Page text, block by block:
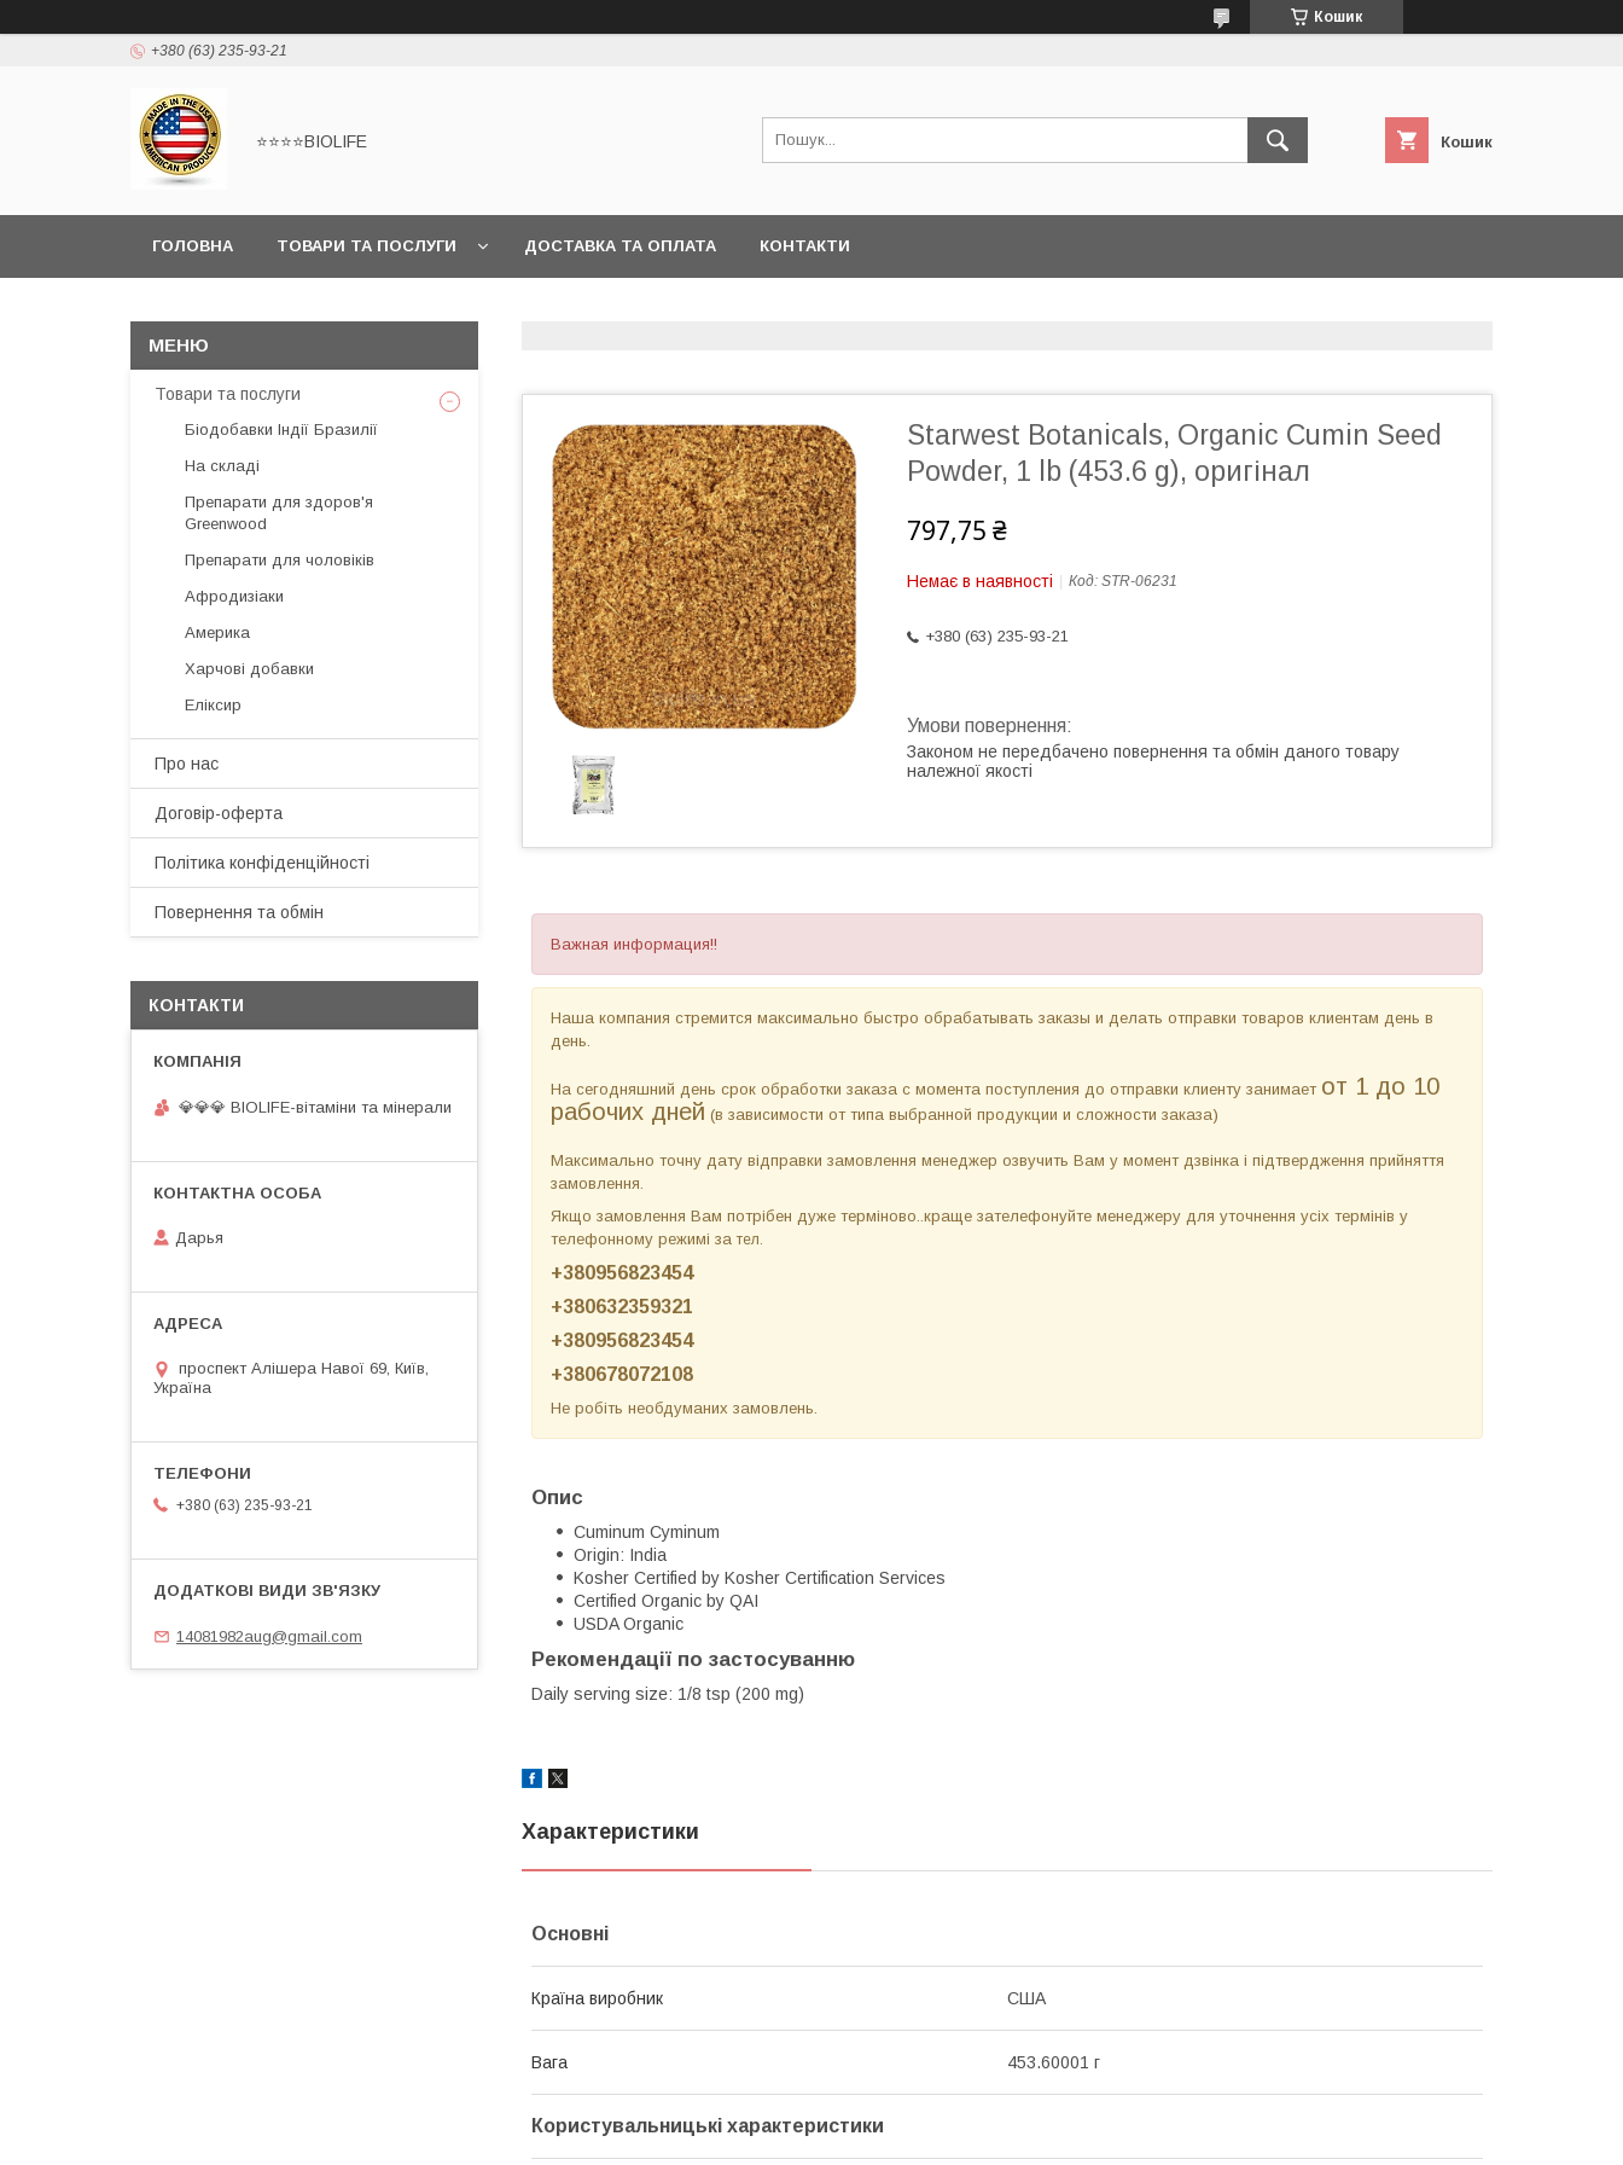
Кошик
+380 (63) 235-93-21
⭐⭐⭐⭐BIOLIFE Кошик
ГОЛОВНА ТОВАРИ ТА ПОСЛУГИ ДОСТАВКА ТА ОПЛАТА КОНТАКТИ
Starwest Botanicals, Organic Cumin Seed
Powder, 1 lb (453.6 g), оригінал
797,75 ₴
Немає в наявності Код: STR-06231
+380 (63) 235-93-21
Законом не передбачено повернення та обмін даного товару
належної якості
Важная информация!!
Наша компания стремится максимально быстро обрабатывать заказы и делать отправки товаров клиентам день в
день.
На сегодняшний день срок обработки заказа с момента поступления до отправки клиенту занимает от 1 до 10
рабочих дней (в зависимости от типа выбранной продукции и сложности заказа)
Максимально точну дату відправки замовлення менеджер озвучить Вам у момент дзвінка і підтвердження прийняття
замовлення.
Якщо замовлення Вам потрібен дуже терміново..краще зателефонуйте менеджеру для уточнення усіх термінів у
телефонному режимі за тел.
+380956823454
+380632359321
+380956823454
+380678072108
Не робіть необдуманих замовлень.
Опис
Cuminum Cyminum
Origin: India
Kosher Certified by Kosher Certification Services
Certified Organic by QAI
USDA Organic
Рекомендації по застосуванню
Daily serving size: 1/8 tsp (200 mg)
Характеристики
Основні
Країна виробник США
Вага 453.60001 г
Користувальницькі характеристики
Товари та послуги
Біодобавки Індії Бразилії
На складі
Препарати для здоров'я
Greenwood
Препарати для чоловіків
Афродизіаки
Америка
Харчові добавки
Еліксир
Про нас
Договір-оферта
Політика конфіденційності
Повернення та обмін
КОНТАКТИ
💎💎💎 BIOLIFE-вітаміни та мінерали
Дарья
проспект Алішера Навої 69, Київ,
Україна
+380 (63) 235-93-21
14081982aug@gmail.com